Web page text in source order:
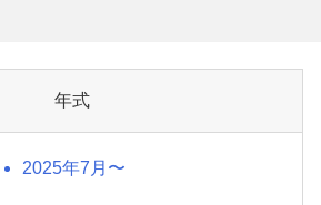
年式
2025年7月〜